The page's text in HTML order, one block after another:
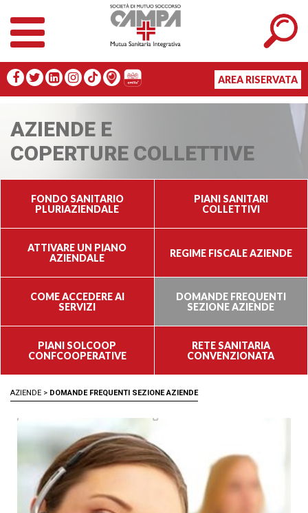
AREA RISERVATA
AZIENDE E
COPERTURE COLLETTIVE
FONDO SANITARIO
PLURIAZIENDALE
PIANI SANITARI
COLLETTIVI
ATTIVARE UN PIANO
AZIENDALE
REGIME FISCALE AZIENDE
COME ACCEDERE AI
SERVIZI
DOMANDE FREQUENTI
SEZIONE AZIENDE
PIANI SOLCOOP
CONFCOOPERATIVE
RETE SANITARIA
CONVENZIONATA
AZIENDE > DOMANDE FREQUENTI SEZIONE AZIENDE